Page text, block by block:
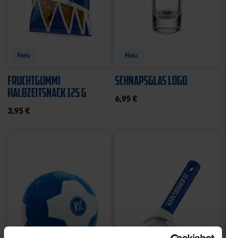
Neu
FRUCHTGUMMI
HALBZEITSNACK 125 G
3,95 €
Neu
SCHNAPSGLAS LOGO
6,95 €